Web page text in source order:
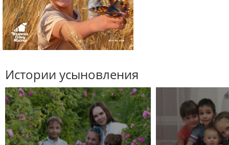
Истории усыновления